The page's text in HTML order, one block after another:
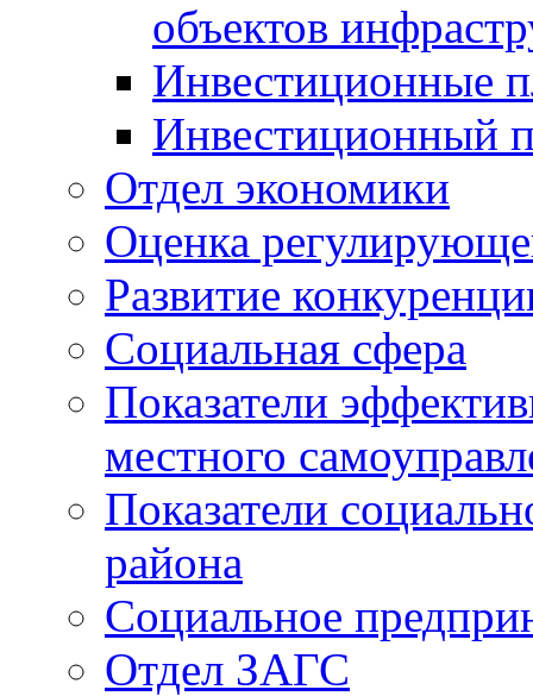
объектов
Инвестиционные
Инвестиционный
Отдел экономики
Оценка
Развитие
Социальная сфера
Показатели
местного
Показатели
района
Социальное
Отдел ЗАГС